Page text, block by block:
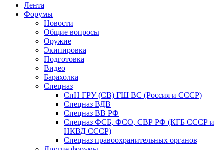
Лента
Форумы
Новости
Общие вопросы
Оружие
Экипировка
Подготовка
Видео
Барахолка
Спецназ
СпН ГРУ (СВ) ГШ ВС (Россия и СССР)
Спецназ ВДВ
Спецназ ВВ РФ
Спецназ ФСБ, ФСО, СВР РФ (КГБ СССР и
НКВД СССР)
Спецназ правоохранительных органов